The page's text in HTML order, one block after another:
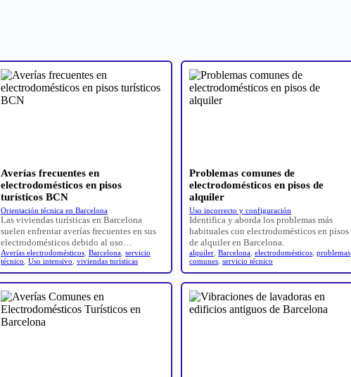
Averías frecuentes en
electrodomésticos en pisos
turísticos BCN
Orientación técnica en Barcelona
Las viviendas turísticas en Barcelona
suelen enfrentar averías frecuentes en sus
electrodomésticos debido al uso…
Averías electrodomésticos Barcelona servicio
técnico Uso intensivo viviendas turísticas
Problemas comunes de
electrodomésticos en pisos de
alquiler
Uso incorrecto y configuración
Identifica y aborda los problemas más
habituales con electrodomésticos en pisos
de alquiler en Barcelona.
alquiler Barcelona electrodomésticos problemas
comunes servicio técnico